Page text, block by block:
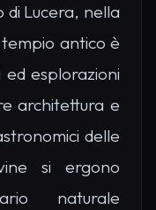
Lucera, nella
antico è
esplorazioni
architettura e
delle
si ergono
naturale